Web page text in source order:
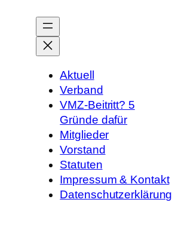
Aktuell
Verband
VMZ-Beitritt? 5
Gründe dafür
Mitglieder
Vorstand
Statuten
Impressum & Kontakt
Datenschutzerklärung